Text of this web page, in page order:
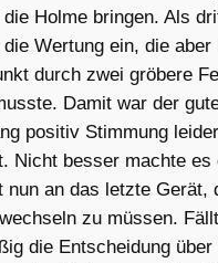
Holme bringen. Als
die Wertung ein, die aber
durch zwei gröbere
Damit war der
positiv Stimmung
Nicht besser machte es
nun an das letzte Gerät,
zu müssen.
die Entscheidung über